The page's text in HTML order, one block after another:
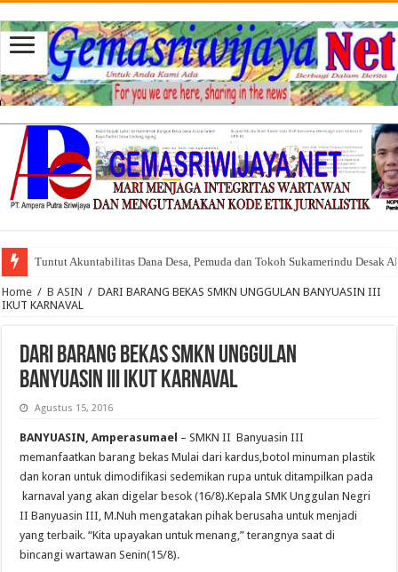
Tuntut Akuntabilitas Dana Desa, Pemuda dan Tokoh Sukamerindu Desak
Home / B ASIN / DARI BARANG BEKAS SMKN UNGGULAN BANYUASIN III
IKUT KARNAVAL
DARI BARANG BEKAS SMKN UNGGULAN
BANYUASIN III IKUT KARNAVAL
Agustus 15, 2016
BANYUASIN, Amperasumael – SMKN II Banyuasin III
memanfaatkan barang bekas Mulai dari kardus,botol minuman plastik
dan koran untuk dimodifikasi sedemikan rupa untuk ditampilkan pada
karnaval yang akan digelar besok (16/8).Kepala SMK Unggulan Negri
II Banyuasin III, M.Nuh mengatakan pihak berusaha untuk menjadi
yang terbaik. “Kita upayakan untuk menang,” terangnya saat di
bincangi wartawan Senin(15/8).